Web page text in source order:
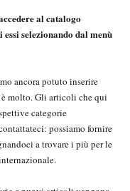
al catalogo
selezionando dal menù
ancora potuto inserire
molto. Gli articoli che qui
categorie
possiamo fornire
a trovare i più per le